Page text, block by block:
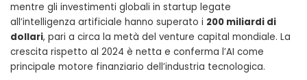
mentre gli investimenti globali in startup legate
all’intelligenza artificiale hanno superato i 200 miliardi di
dollari, pari a circa la metà del venture capital mondiale. La
crescita rispetto al 2024 è netta e conferma l’AI come
principale motore finanziario dell’industria tecnologica.